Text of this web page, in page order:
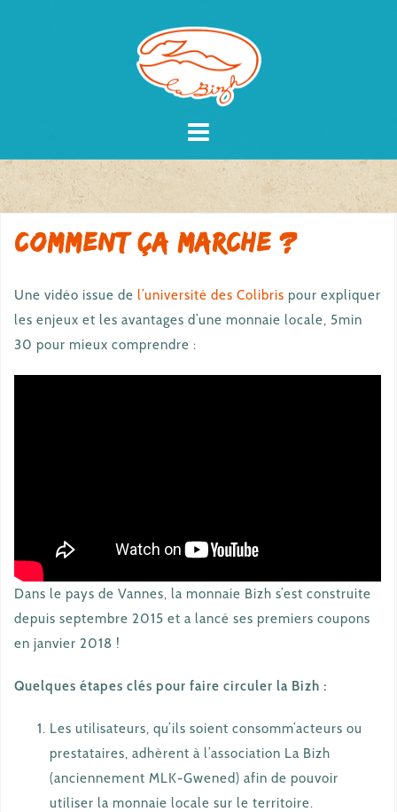
Comment ça marche ?
Une vidéo issue de l’université des Colibris pour expliquer
les enjeux et les avantages d’une monnaie locale, 5min
30 pour mieux comprendre :
Dans le pays de Vannes, la monnaie Bizh s’est construite
depuis septembre 2015 et a lancé ses premiers coupons
en janvier 2018 !
Quelques étapes clés pour faire circuler la Bizh :
Les utilisateurs, qu’ils soient consomm’acteurs ou
prestataires, adhèrent à l’association La Bizh
(anciennement MLK-Gwened) afin de pouvoir
utiliser la monnaie locale sur le territoire.